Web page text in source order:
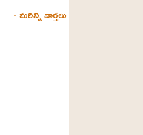
- మరిన్ని వార్తలు